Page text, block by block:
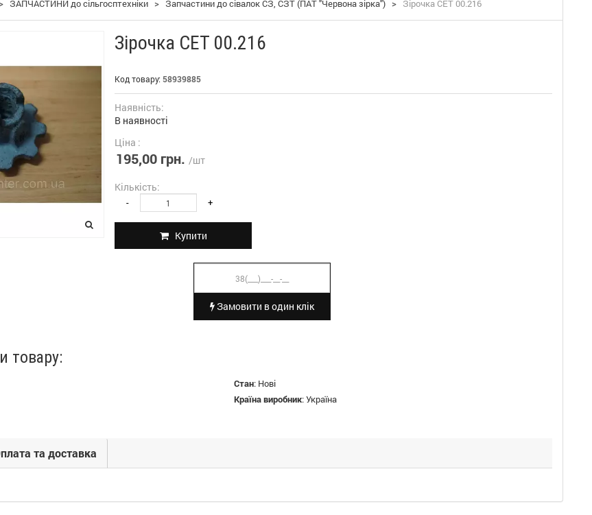
> ЗАПЧАСТИНИ до сільгосптехніки > Запчастини до сівалок СЗ, СЗТ (ПАТ "Червона зірка") > Зірочка СЕТ 00.216
Зірочка СЕТ 00.216
Код товару: 58939885
Наявність:
В наявності
Ціна :
195,00 грн. /шт
Кількість:
- +
Купити
Замовити в один клік
товару:
Стан: Нові
Країна виробник:Україна
та доставка